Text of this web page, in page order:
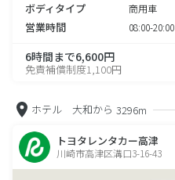
ボディタイプ 商用車
営業時間 08:00-20:00
6時間まで6,600円
免責補償制度1,100円
ホテル 大和から 3296m
トヨタレンタカー高津
川崎市高津区溝口3-16-43